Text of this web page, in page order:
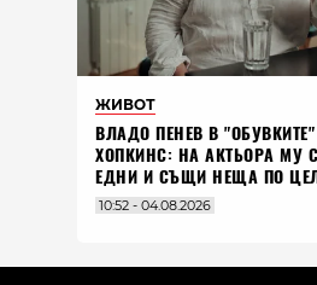
ЖИВОТ
ВЛАДO ПЕНЕВ В
ХОПКИНС: НА АКТЬОРА МУ
ЕДНИ И СЪЩИ НЕЩА ПО
10:52 - 04.08.2026